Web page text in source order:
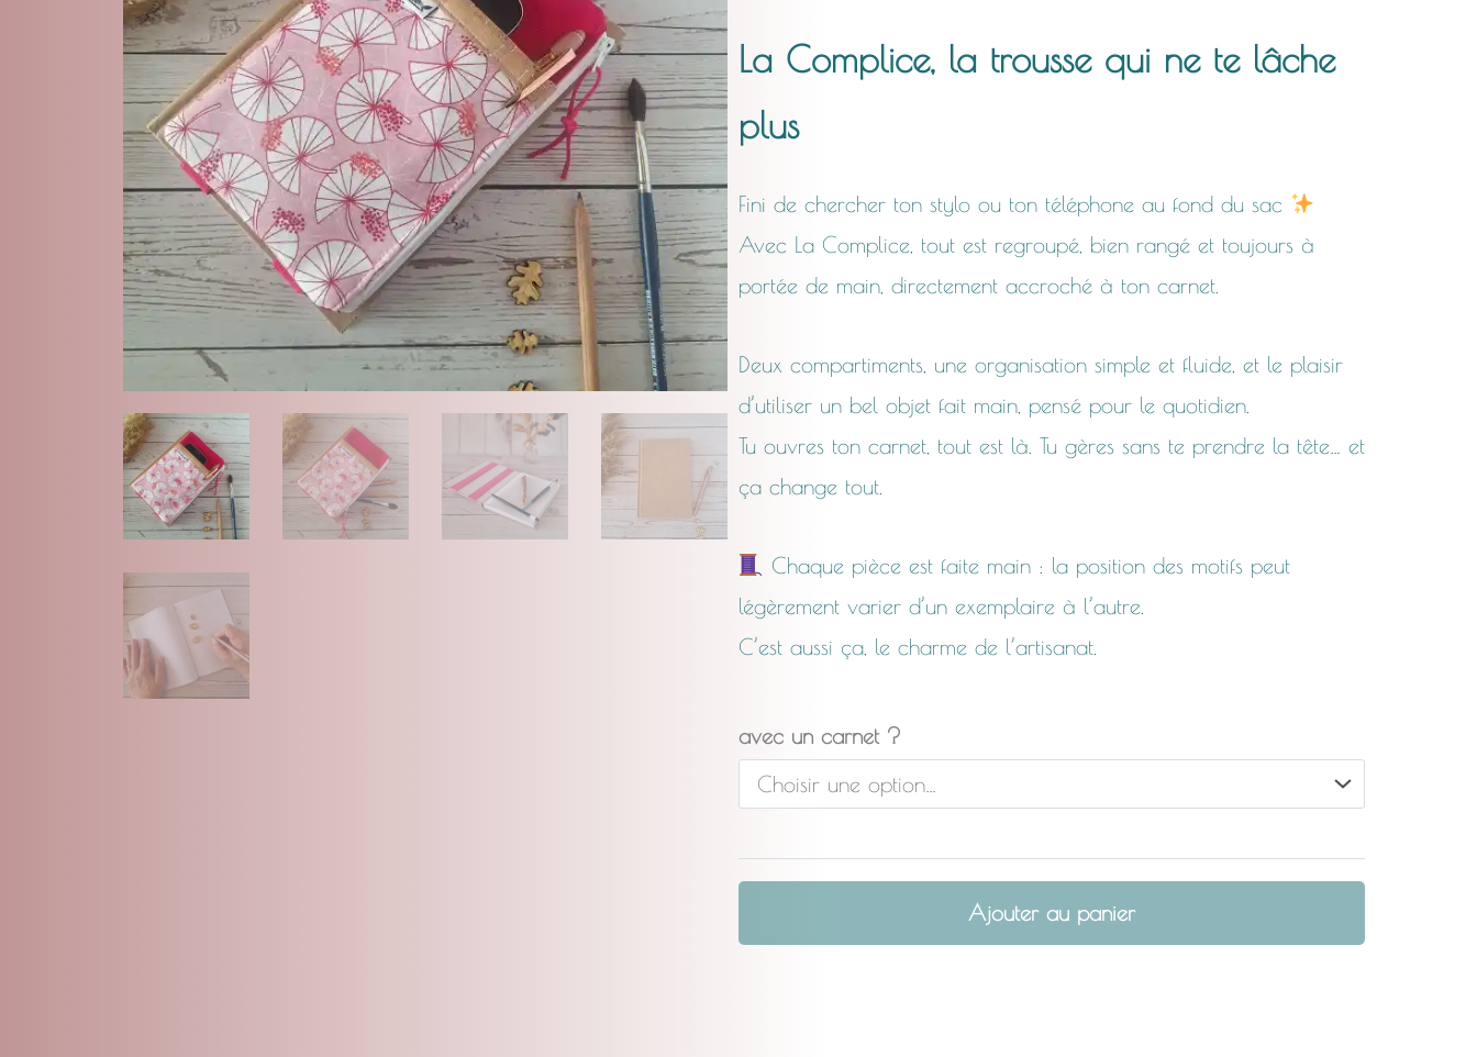
de
à
CHF29.00
La Complice, la trousse qui ne te lâche
plus
Fini de chercher ton stylo ou ton téléphone au fond du sac
Avec La Complice, tout est regroupé, bien rangé et toujours à
portée de main, directement accroché à ton carnet.
Deux compartiments, une organisation simple et fluide, et le plaisir
d’utiliser un bel objet fait main, pensé pour le quotidien.
Tu ouvres ton carnet, tout est là. Tu gères sans te prendre la tête… et
ça change tout.
Chaque pièce est faite main : la position des motifs peut
légèrement varier d’un exemplaire à l’autre.
C’est aussi ça, le charme de l’artisanat.
avec un carnet ?
de
La
Nénuphar
Ajouter au panier